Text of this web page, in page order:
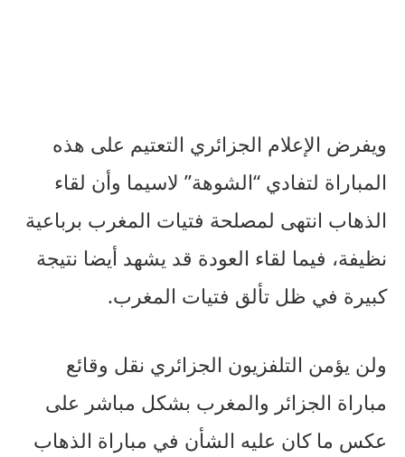
ويفرض الإعلام الجزائري التعتيم على هذه
المباراة لتفادي “الشوهة” لاسيما وأن لقاء
الذهاب انتهى لمصلحة فتيات المغرب برباعية
نظيفة، فيما لقاء العودة قد يشهد أيضا نتيجة
كبيرة في ظل تألق فتيات المغرب.
ولن يؤمن التلفزيون الجزائري نقل وقائع
مباراة الجزائر والمغرب بشكل مباشر على
عكس ما كان عليه الشأن في مباراة الذهاب